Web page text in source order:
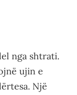
nga shtrati.
ujin e
Një